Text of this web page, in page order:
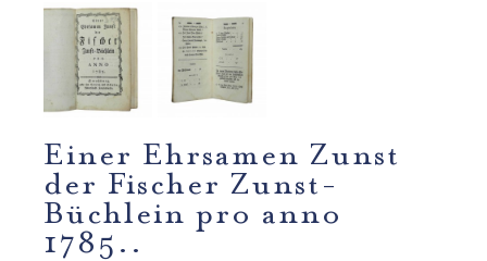
Einer Ehrsamen Zunst
der Fischer Zunst-
Büchlein pro anno
1785..